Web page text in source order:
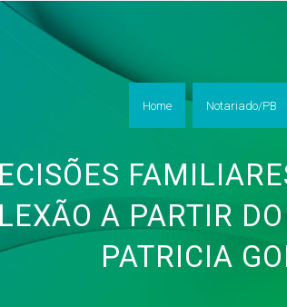
Home Notariado/PB
A PARTIR
PATRICIA